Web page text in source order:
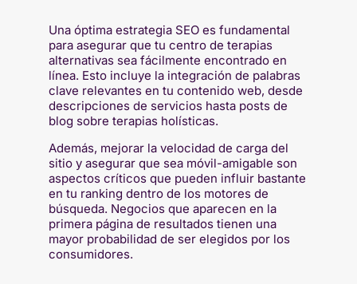
Una óptima estrategia SEO es fundamental
para asegurar que tu centro de terapias
alternativas sea fácilmente encontrado en
línea. Esto incluye la integración de palabras
clave relevantes en tu contenido web, desde
descripciones de servicios hasta posts de
blog sobre terapias holísticas.
Además, mejorar la velocidad de carga del
sitio y asegurar que sea móvil-amigable son
aspectos críticos que pueden influir bastante
en tu ranking dentro de los motores de
búsqueda. Negocios que aparecen en la
primera página de resultados tienen una
mayor probabilidad de ser elegidos por los
consumidores.